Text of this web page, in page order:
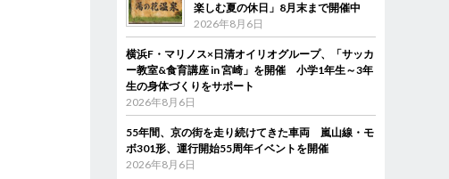
楽しむ夏の休日」8月末まで開催中
2026年8月6日
横浜F・マリノス×日清オイリオグループ、「サッカ
ー教室&食育講座 in 宮崎」を開催 小学1年生～3年
生の身体づくりをサポート
2026年8月6日
55年間、京の街を走り続けてきた車両 嵐山線・モ
ボ301形、運行開始55周年イベントを開催
2026年8月6日